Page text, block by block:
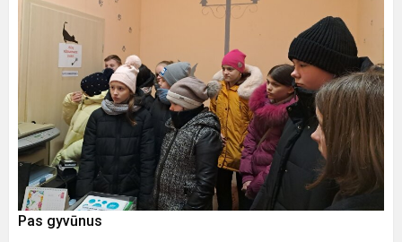
Pas gyvūnus